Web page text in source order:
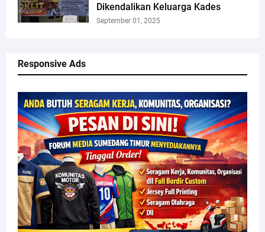
Dikendalikan Keluarga Kades
September 01, 2025
Responsive Ads